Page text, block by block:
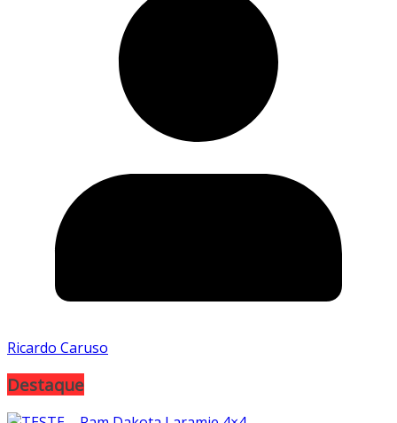
Ricardo Caruso
Destaque